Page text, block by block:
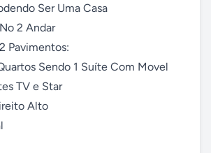
Ser Uma Casa
2 Andar
Pavimentos:
Sendo 1 Suíte Com Movel
TV e Star
Alto